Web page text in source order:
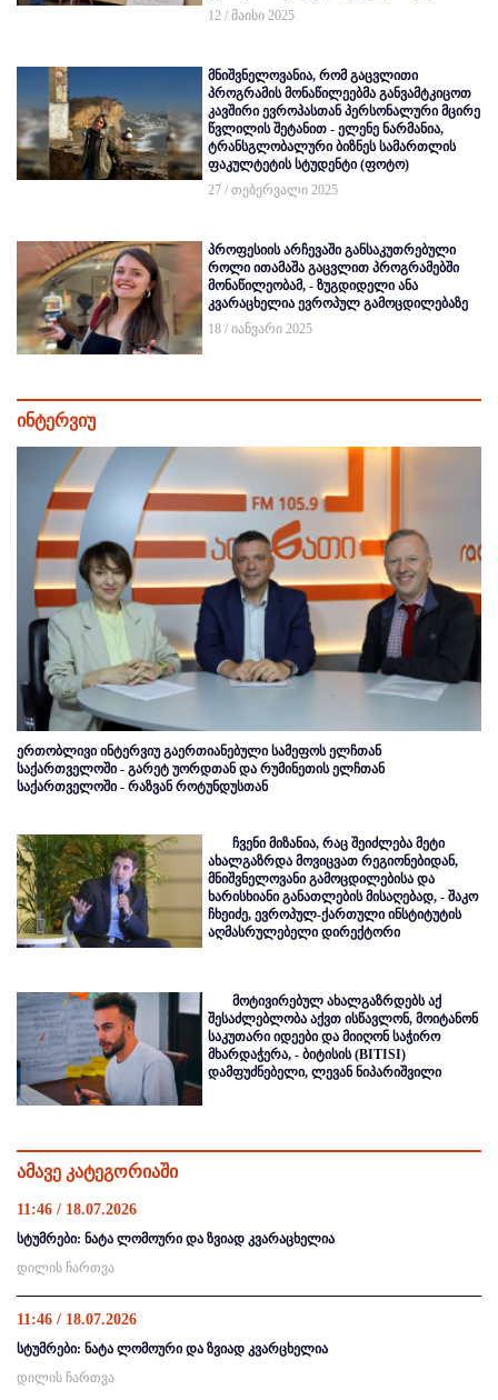
12 / მაისი 2025
მნიშვნელოვანია, რომ გაცვლითი
პროგრამის მონაწილეებმა განვამტკიცოთ
კავშირი ევროპასთან პერსონალური მცირე
წვლილის შეტანით - ელენე ნარმანია,
ტრანსგლობალური ბიზნეს სამართლის
ფაკულტეტის სტუდენტი (ფოტო)
27 / თებერვალი 2025
პროფესიის არჩევაში განსაკუთრებული
როლი ითამაშა გაცვლით პროგრამებში
მონაწილეობამ, - ზუგდიდელი ანა
კვარაცხელია ევროპულ გამოცდილებაზე
18 / იანვარი 2025
ინტერვიუ
ერთობლივი ინტერვიუ გაერთიანებული სამეფოს ელჩთან
საქართველოში - გარეტ უორდთან და რუმინეთის ელჩთან
საქართველოში - რაზვან როტუნდუსთან
ჩვენი მიზანია, რაც შეიძლება მეტი
ახალგაზრდა მოვიცვათ რეგიონებიდან,
მნიშვნელოვანი გამოცდილებისა და
ხარისხიანი განათლების მისაღებად, - შაკო
ჩხეიძე, ევროპულ-ქართული ინსტიტუტის
აღმასრულებელი დირექტორი
მოტივირებულ ახალგაზრდებს აქ
შესაძლებლობა აქვთ ისწავლონ, მოიტანონ
საკუთარი იდეები და მიიღონ საჭირო
მხარდაჭერა, - ბიტისის (BITISI)
დამფუძნებელი, ლევან ნიპარიშვილი
ამავე კატეგორიაში
11:46 / 18.07.2026
სტუმრები: ნატა ლომოური და ზვიად კვარაცხელია
დილის ჩართვა
11:46 / 18.07.2026
სტუმრები: ნატა ლომოური და ზვიად კვარცხელია
დილის ჩართვა